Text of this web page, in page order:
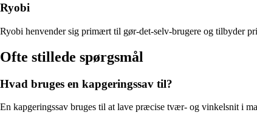
Ryobi
Ryobi henvender sig primært til gør-det-selv-brugere og tilbyder
Ofte stillede spørgsmål
Hvad bruges en kapgeringssav til?
En kapgeringssav bruges til at lave præcise tvær- og vinkelsnit i